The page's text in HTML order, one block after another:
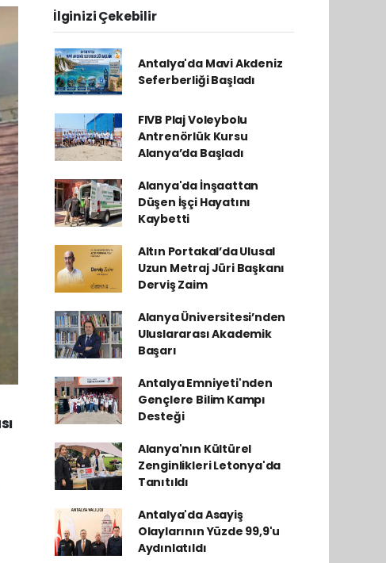
İlginizi Çekebilir
Antalya'da Mavi Akdeniz
Seferberliği Başladı
FIVB Plaj Voleybolu
Antrenörlük Kursu
Alanya’da Başladı
Alanya'da İnşaattan
Düşen İşçi Hayatını
Kaybetti
Altın Portakal’da Ulusal
Uzun Metraj Jüri Başkanı
Derviş Zaim
Alanya Üniversitesi’nden
Uluslararası Akademik
Başarı
Antalya Emniyeti'nden
Gençlere Bilim Kampı
Desteği
Alanya'nın Kültürel
Zenginlikleri Letonya'da
Tanıtıldı
Antalya'da Asayiş
Olaylarının Yüzde 99,9'u
Aydınlatıldı